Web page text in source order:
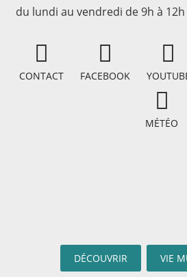
du lundi au vendredi de 9h à
CONTACT FACEBOOK
MÉTÉO
DÉCOUVRIR VIE